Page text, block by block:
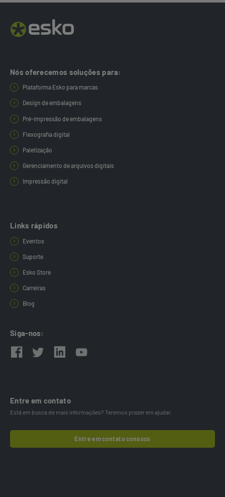
Nós oferecemos soluções para:
Plataforma Esko para marcas
Design de embalagens
Pré-impressão de embalagens
Flexografia digital
Paletização
Gerenciamento de arquivos digitais
Impressão digital
Links rápidos
Eventos
Suporte
Esko Store
Carreiras
Blog
Siga-nos:
Entre em contato
Está em busca de mais informações? Teremos prazer em ajudar.
Entre em contato conosco